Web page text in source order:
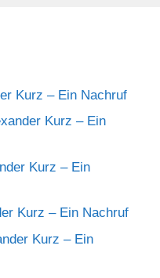
Kurz – Ein Nachruf
Kurz – Ein
Kurz – Ein
Kurz – Ein Nachruf
Kurz – Ein